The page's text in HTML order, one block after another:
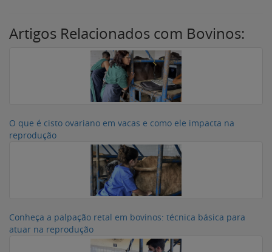
Artigos Relacionados com Bovinos:
O que é cisto ovariano em vacas e como ele impacta na
reprodução
Conheça a palpação retal em bovinos: técnica básica para
atuar na reprodução